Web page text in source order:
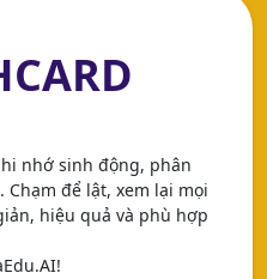
nhớ sinh động, phân
để lật, xem lại mọi
hiệu quả và phù hợp